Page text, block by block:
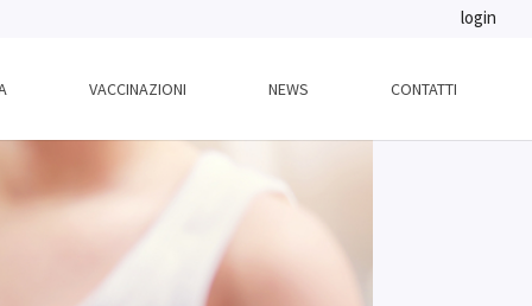
login
VACCINAZIONI NEWS CONTATTI